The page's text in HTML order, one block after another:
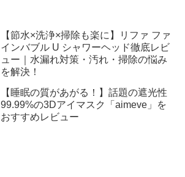
【節水×洗浄×掃除も楽に】リファ ファ
インバブル U シャワーヘッド徹底レビ
ュー｜水漏れ対策・汚れ・掃除の悩み
を解決！
【睡眠の質があがる！】話題の遮光性
99.99%の3Dアイマスク「aimeve」を
おすすめレビュー